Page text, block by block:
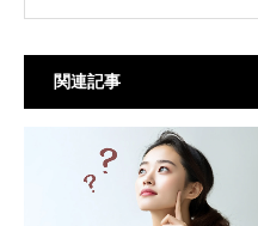
関連記事